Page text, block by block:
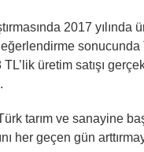
2017 yılında
üretim satışı
tarım ve sanayine
her geçen gün